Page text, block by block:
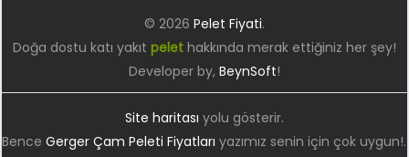
© 2026 Pelet Fiyati.
Doğa dostu katı yakıt pelethakkında merak ettiğiniz her şey!
Developer by, BeynSoft!
Site haritası yolu gösterir.
BenceGerger Çam Peleti Fiyatları yazımız senin için çok uygun!.